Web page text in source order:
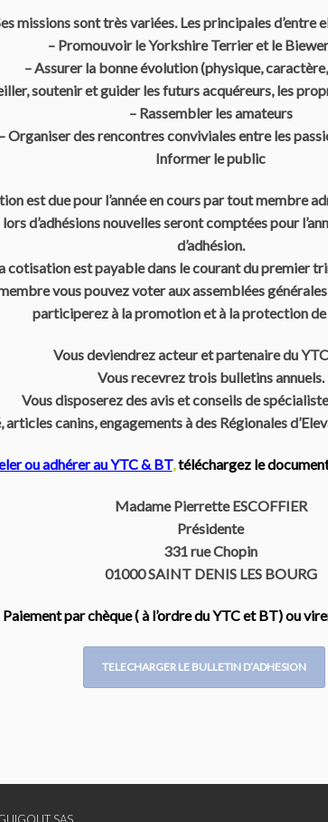
missions sont très variées. Les principales d’entre
– Promouvoir le Yorkshire Terrier et le
– Assurer la bonne évolution (physique,
soutenir et guider les futurs acquéreurs, les
– Rassembler les amateurs
– Organiser des rencontres conviviales entre les
Informer le public
est due pour l’année en cours par tout membre
d’adhésions nouvelles seront comptées pour
d’adhésion.
cotisation est payable dans le courant du premier
vous pouvez voter aux assemblées
participerez à la promotion et à la protection de
Vous deviendrez acteur et partenaire du
Vous recevrez trois bulletins annuels.
Vous disposerez des avis et conseils de
canins, engagements à des Régionales
ou adhérer au YTC & BT,téléchargez le
Madame Pierrette ESCOFFIER
Présidente
331 rue Chopin
01000 SAINT DENIS LES BOURG
Paiement par chèque ( à l’ordre du YTC et BT) ou
TELECHARGER LE BULLETIN D’ADHESION